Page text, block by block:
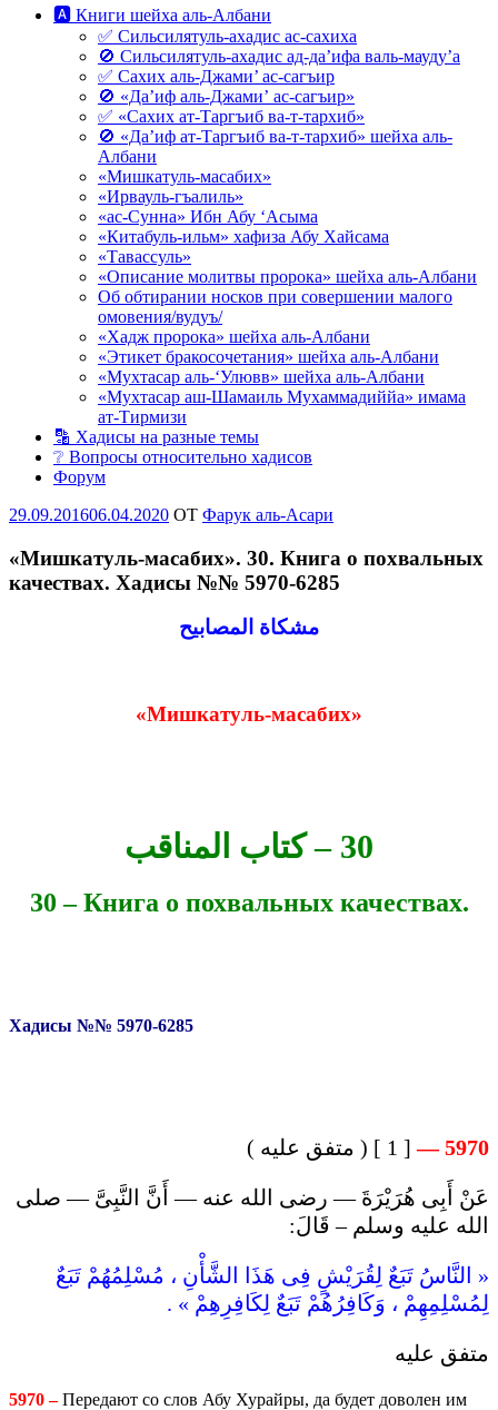
🅰 Книги шейха аль-Албани
✅ Сильсилятуль-ахадис ас-сахиха
🚫 Сильсилятуль-ахадис ад-да’ифа валь-мауду’а
✅ Сахих аль-Джами’ ас-сагъир
🚫 «Да’иф аль-Джами’ ас-сагъир»
✅ «Сахих ат-Таргъиб ва-т-тархиб»
🚫 «Да’иф ат-Таргъиб ва-т-тархиб» шейха аль-
Албани
«Мишкатуль-масабих»
«Ирвауль-гъалиль»
«ас-Сунна» Ибн Абу ‘Асыма
«Китабуль-ильм» хафиза Абу Хайсама
«Тавассуль»
«Описание молитвы пророка» шейха аль-Албани
Об обтирании носков при совершении малого
омовения/вудуъ/
«Хадж пророка» шейха аль-Албани
«Этикет бракосочетания» шейха аль-Албани
«Мухтасар аль-‘Улювв» шейха аль-Албани
«Мухтасар аш-Шамаиль Мухаммадиййа» имама
ат-Тирмизи
🔡 Хадисы на разные темы
❔ Вопросы относительно хадисов
Форум
Опубликовано
29.09.201606.04.2020 OT Фарук аль-Асари
«Мишкатуль-масабих». 30. Книга о похвальных
качествах. Хадисы №№ 5970-6285
مشكاة المصابيح
«Мишкатуль-масабих»
30 – كتاب المناقب
30 – Книга о похвальных качествах.
Хадисы №№ 5970-6285
5970 — [ 1 ] ( متفق عليه )
عَنْ أَبِى هُرَيْرَةَ — رضى الله عنه — أَنَّ النَّبِىَّ — صلى
الله عليه وسلم – قَالَ:
« النَّاسُ تَبَعٌ لِقُرَيْشٍ فِى هَذَا الشَّأْنِ ، مُسْلِمُهُمْ تَبَعٌ
لِمُسْلِمِهِمْ ، وَكَافِرُهُمْ تَبَعٌ لِكَافِرِهِمْ » .
متفق عليه
5970 –Передают со слов Абу Хурайры, да будет доволен им